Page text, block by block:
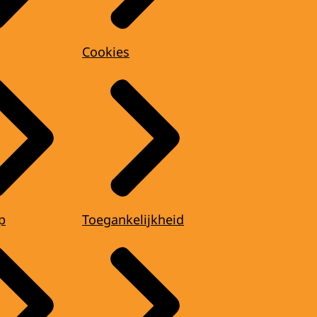
Cookies
Toegankelijkheid